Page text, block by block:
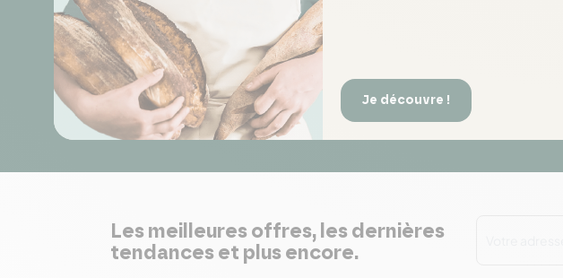
Je découvre !
Les meilleures offres, les dernières
tendances et plus encore.